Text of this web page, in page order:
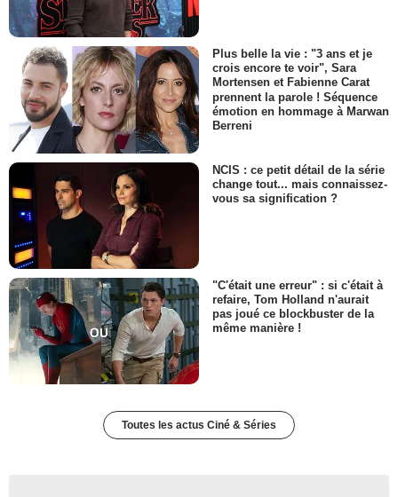
Plus belle la vie : "3 ans et je
crois encore te voir", Sara
Mortensen et Fabienne Carat
prennent la parole ! Séquence
émotion en hommage à Marwan
Berreni
NCIS : ce petit détail de la série
change tout... mais connaissez-
vous sa signification ?
"C'était une erreur" : si c'était à
refaire, Tom Holland n'aurait
pas joué ce blockbuster de la
même manière !
Toutes les actus Ciné & Séries